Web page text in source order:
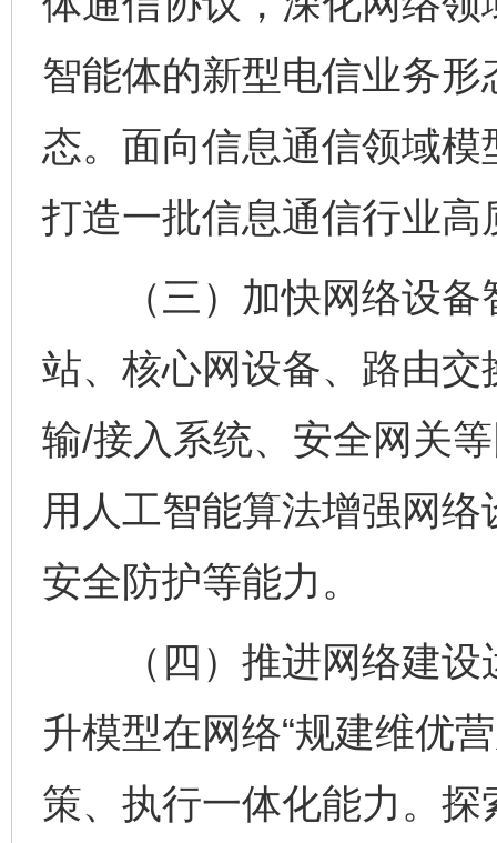
智能体的新型电信业务
态。面向信息通信领域
打造一批信息通信行业高
（三）加快网络设备
站、核心网设备、路由
输/接入系统、安全网关
用人工智能算法增强网
安全防护等能力。
（四）推进网络建设
升模型在网络“规建维优
策、执行一体化能力。